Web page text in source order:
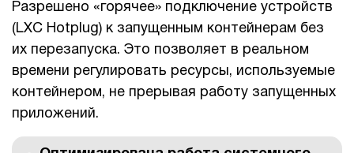
Разрешено «горячее» подключение устройств
(LXC Hotplug) к запущенным контейнерам без
их перезапуска. Это позволяет в реальном
времени регулировать ресурсы, используемые
контейнером, не прерывая работу запущенных
приложений.